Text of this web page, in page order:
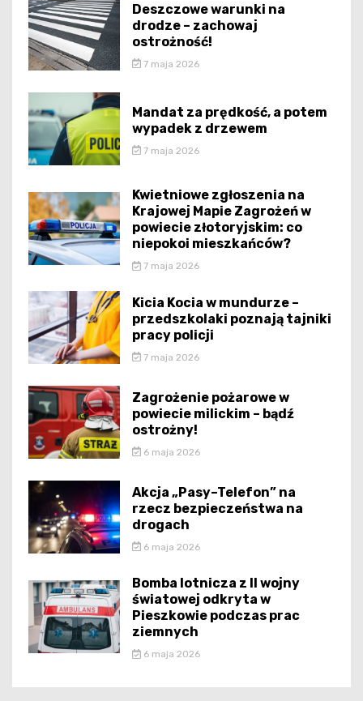
Deszczowe warunki na
drodze – zachowaj
ostrożność!
7 maja 2026
Mandat za prędkość, a potem
wypadek z drzewem
7 maja 2026
Kwietniowe zgłoszenia na
Krajowej Mapie Zagrożeń w
powiecie złotoryjskim: co
niepokoi mieszkańców?
7 maja 2026
Kicia Kocia w mundurze –
przedszkolaki poznają tajniki
pracy policji
7 maja 2026
Zagrożenie pożarowe w
powiecie milickim – bądź
ostrożny!
6 maja 2026
Akcja „Pasy–Telefon” na
rzecz bezpieczeństwa na
drogach
6 maja 2026
Bomba lotnicza z II wojny
światowej odkryta w
Pieszkowie podczas prac
ziemnych
6 maja 2026